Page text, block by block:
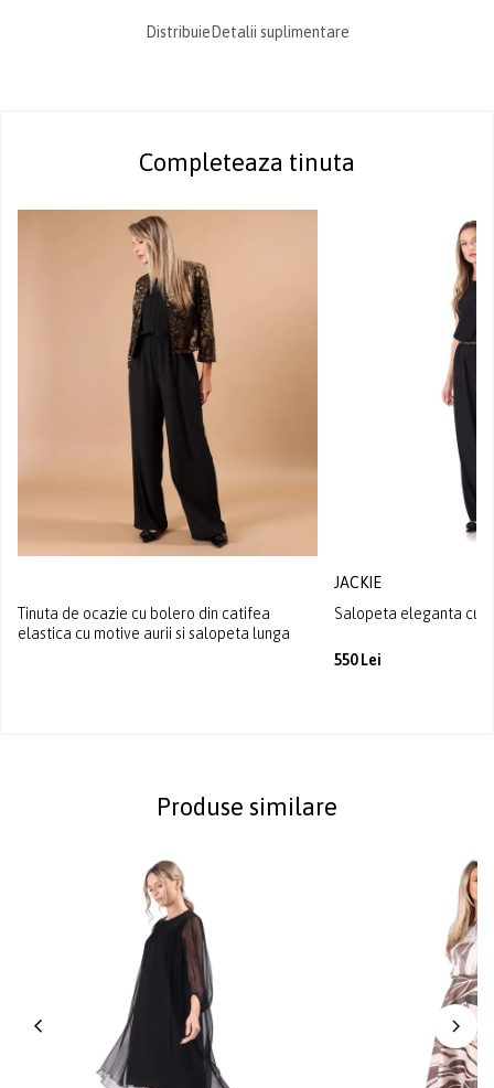
Distribuie Detalii suplimentare
Completeaza tinuta
Tinuta de ocazie cu bolero din catifea
elastica cu motive aurii si salopeta lunga
JACKIE
Salopeta eleganta cu
550 Lei
Produse similare